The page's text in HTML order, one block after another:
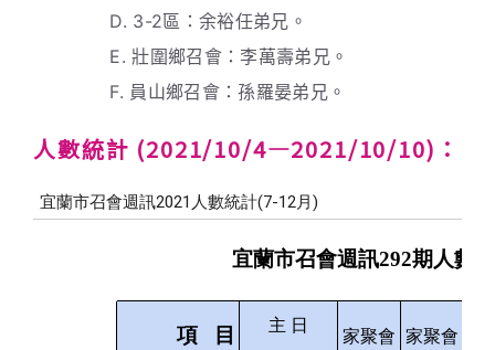
D. 3-2區：余裕任弟兄。
E. 壯圍鄉召會：李萬壽弟兄。
F. 員山鄉召會：孫羅晏弟兄。
人數統計 (2021/10/4—2021/10/10)：